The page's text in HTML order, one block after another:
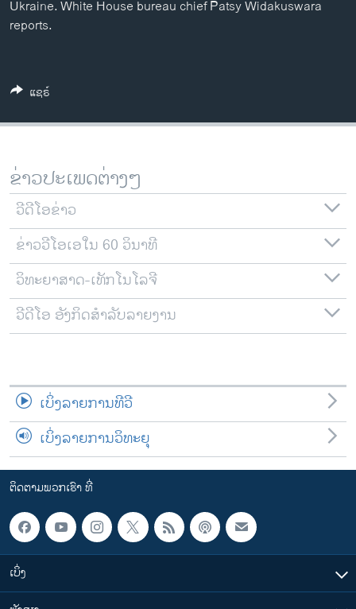
ສຽງ
Ukraine. White House bureau chief Patsy Widakuswara
reports.
ແຊຣ໌
ຂ່າວປະເພດຕ່າງໆ
ວີດີໂອຂ່າວ
ຂ່າວວີໂອເອໃນ 60 ວິນາທີ
ວິທະຍາສາດ-ເທັກໂນໂລຈີ
ວີດີໂອ ອັງກິດສຳລັບລາຍງານ
ເບິ່ງລາຍການທີວີ
ເບິ່ງລາຍການວິທະຍຸ
ຕິດຕາມພວກເຮົາ ທີ່
ເບິ່ງ